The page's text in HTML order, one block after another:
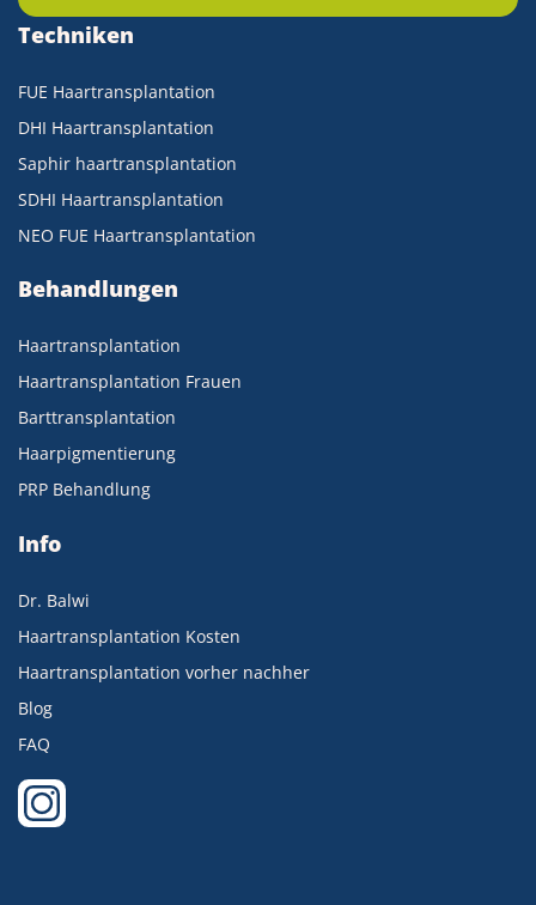
Techniken
FUE Haartransplantation
DHI Haartransplantation
Saphir haartransplantation
SDHI Haartransplantation
NEO FUE Haartransplantation
Behandlungen
Haartransplantation
Haartransplantation Frauen
Barttransplantation
Haarpigmentierung
PRP Behandlung
Info
Dr. Balwi
Haartransplantation Kosten
Haartransplantation vorher nachher
Blog
FAQ